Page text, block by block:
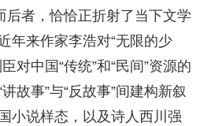
后者，恰恰正折射了当下文学
年来作家李浩对“无限的少
对中国“传统”和“民间”资源的
故事”与“反故事”间建构新叙
小说样态，以及诗人西川强